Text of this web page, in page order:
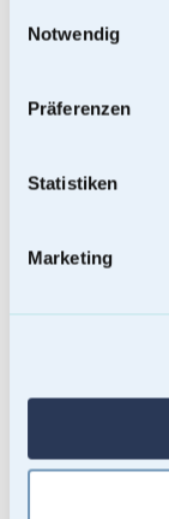
Notwendig
Präferenzen
Statistiken
Marketing